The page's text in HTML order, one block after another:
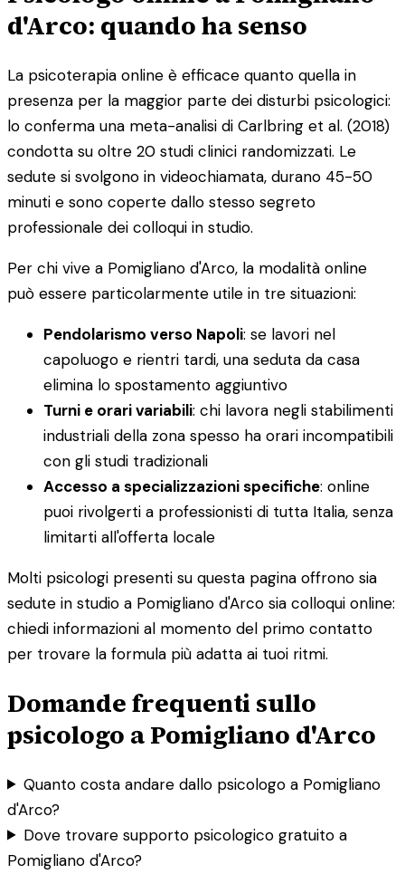
d'Arco: quando ha senso
La psicoterapia online è efficace quanto quella in
presenza per la maggior parte dei disturbi psicologici:
lo conferma una meta-analisi di Carlbring et al. (2018)
condotta su oltre 20 studi clinici randomizzati. Le
sedute si svolgono in videochiamata, durano 45-50
minuti e sono coperte dallo stesso segreto
professionale dei colloqui in studio.
Per chi vive a Pomigliano d'Arco, la modalità online
può essere particolarmente utile in tre situazioni:
Pendolarismo verso Napoli: se lavori nel
capoluogo e rientri tardi, una seduta da casa
elimina lo spostamento aggiuntivo
Turni e orari variabili: chi lavora negli stabilimenti
industriali della zona spesso ha orari incompatibili
con gli studi tradizionali
Accesso a specializzazioni specifiche: online
puoi rivolgerti a professionisti di tutta Italia, senza
limitarti all'offerta locale
Molti psicologi presenti su questa pagina offrono sia
sedute in studio a Pomigliano d'Arco sia colloqui online:
chiedi informazioni al momento del primo contatto
per trovare la formula più adatta ai tuoi ritmi.
Domande frequenti sullo
psicologo a Pomigliano d'Arco
Quanto costa andare dallo psicologo a Pomigliano
d'Arco?
Dove trovare supporto psicologico gratuito a
Pomigliano d'Arco?